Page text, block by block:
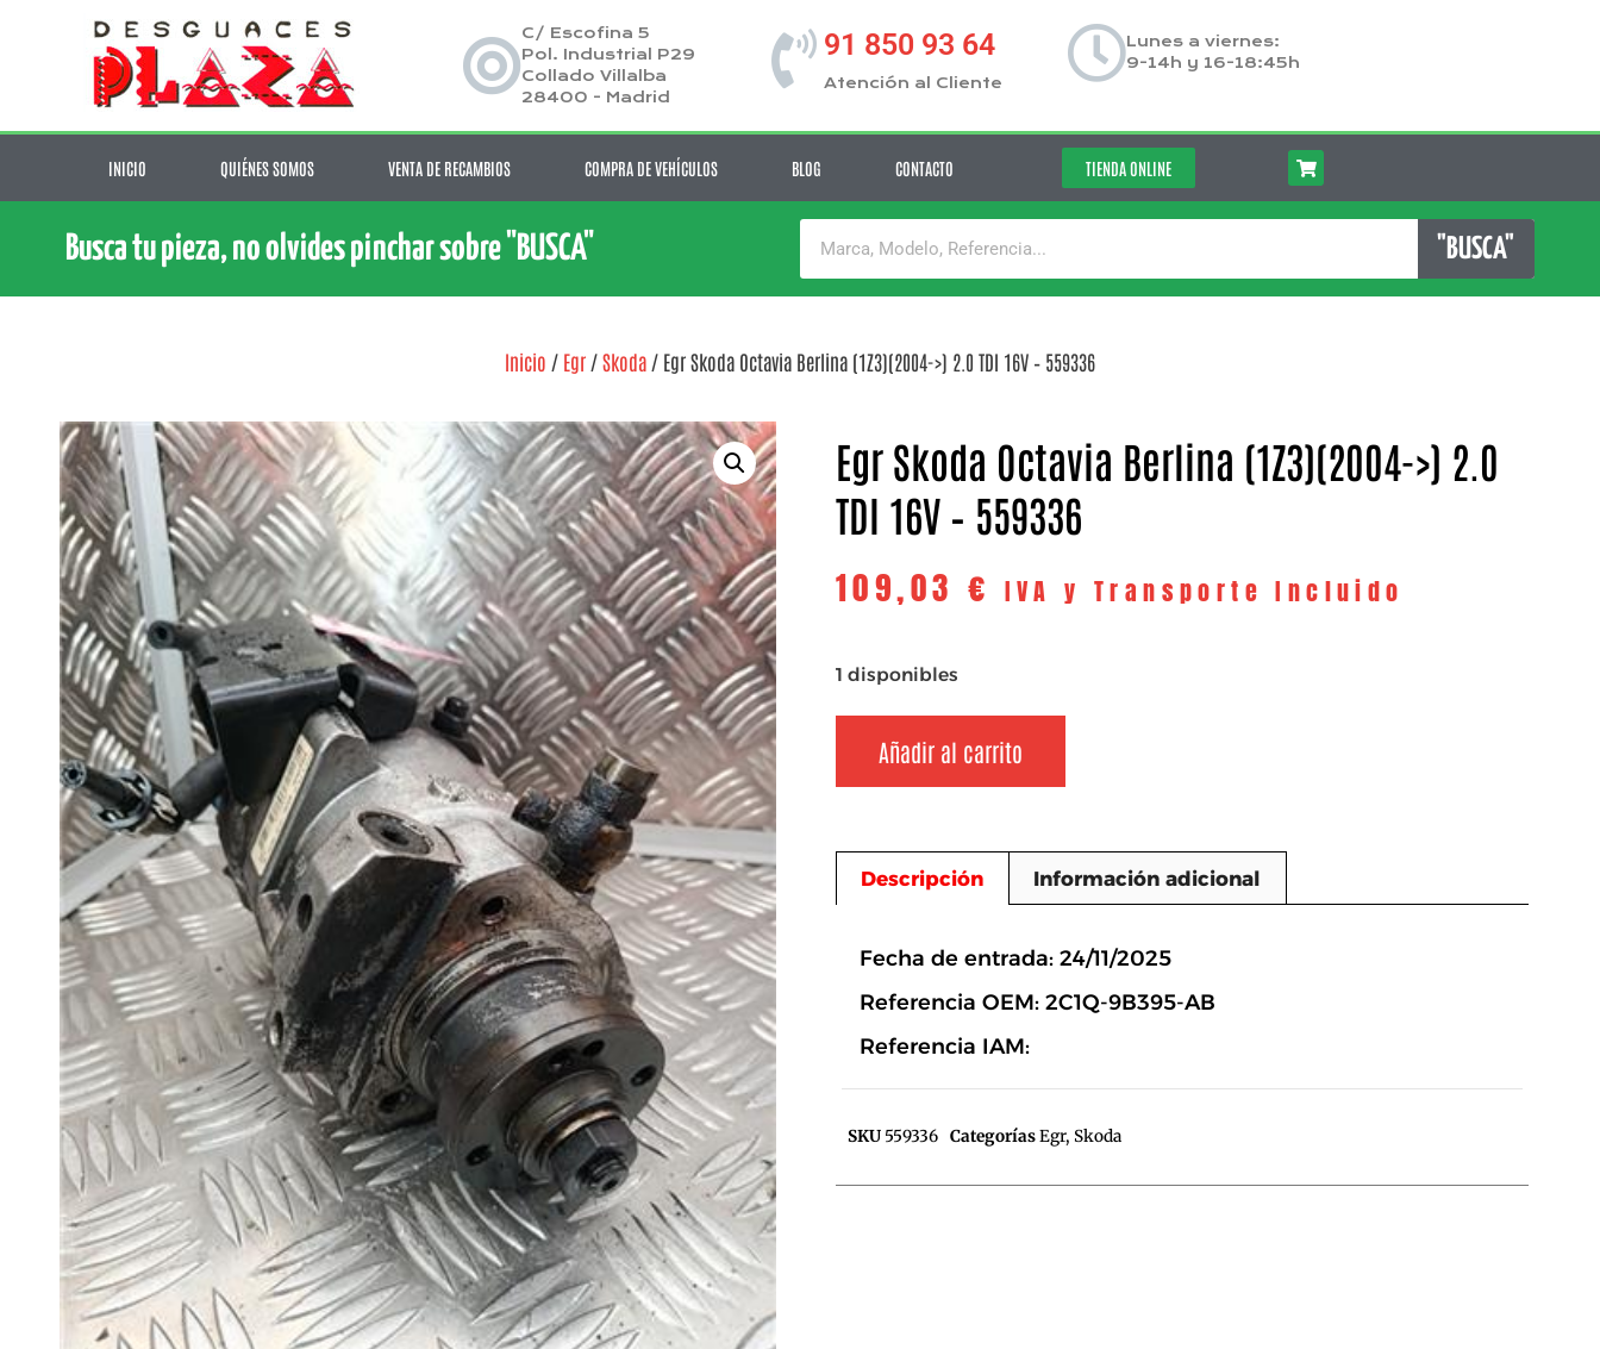
C/ Escofina 5
Pol. Industrial P29
Collado Villalba
28400 - Madrid
91 850 93 64
Atención al Cliente
Lunes a viernes:
9-14h y 16-18:45h
INICIO QUIÉNES SOMOS VENTA DE RECAMBIOS COMPRA DE VEHÍCULOS BLOG CONTACTO TIENDA ONLINE
Busca tu pieza, no olvides pinchar sobre "BUSCA" "BUSCA"
Inicio / Egr /Skoda / Egr Skoda Octavia Berlina (1Z3)(2004->) 2.0 TDI 16V – 559336
Egr Skoda Octavia Berlina (1Z3)(2004->) 2.0
TDI 16V – 559336
109,03 € IVA y Transporte Incluido
1 disponibles
Añadir al carrito
Descripción Información adicional
Fecha de entrada: 24/11/2025
Referencia OEM: 2C1Q-9B395-AB
Referencia IAM:
SKU 559336 CategoríasEgr, Skoda